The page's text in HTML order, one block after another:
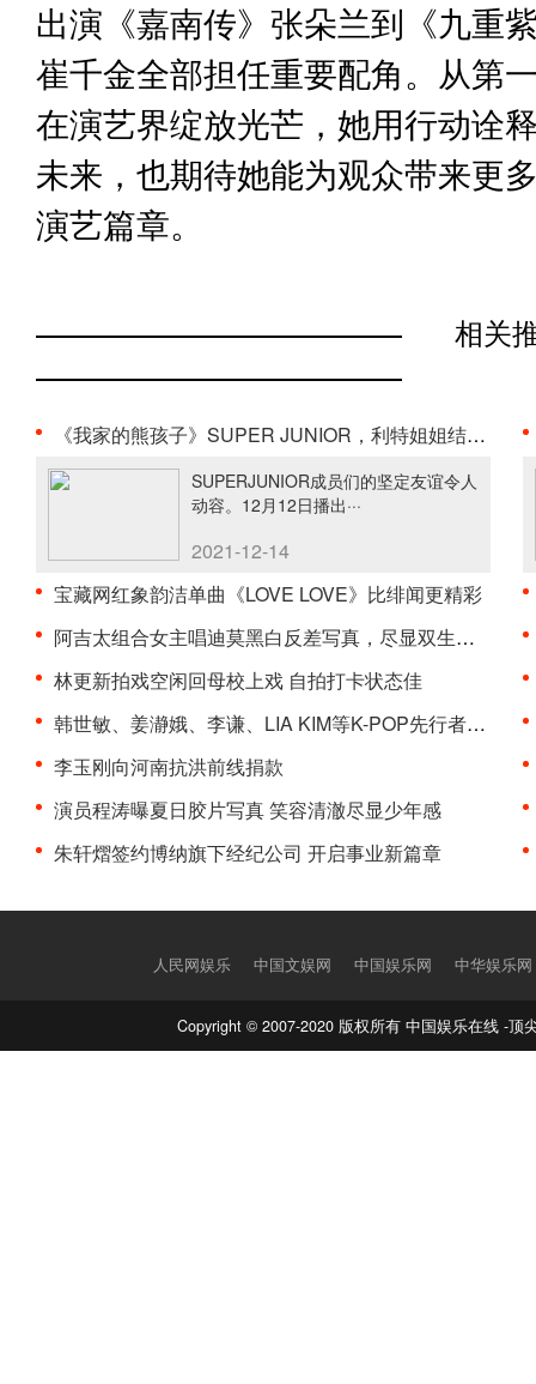
出演《嘉南传》张朵兰到《九重
崔千金全部担任重要配角。从第
在演艺界绽放光芒，她用行动诠
未来，也期待她能为观众带来更
演艺篇章。
相关
《我家的熊孩子》SUPER JUNIOR，利特姐姐结婚典礼上···
SUPERJUNIOR成员们的坚定友谊令人
动容。12月12日播出···
2021-12-14
宝藏网红象韵洁单曲《LOVE LOVE》比绯闻更精彩
阿吉太组合女主唱迪莫黑白反差写真，尽显双生氛围感
林更新拍戏空闲回母校上戏 自拍打卡状态佳
韩世敏、姜瀞娥、李谦、LIA KIM等K-POP先行者们成立···
李玉刚向河南抗洪前线捐款
演员程涛曝夏日胶片写真 笑容清澈尽显少年感
朱轩熠签约博纳旗下经纪公司 开启事业新篇章
人民网娱乐 中国文娱网 中国娱乐网 中华娱乐网
Copyright © 2007-2020 版权所有 中国娱乐在线 -顶